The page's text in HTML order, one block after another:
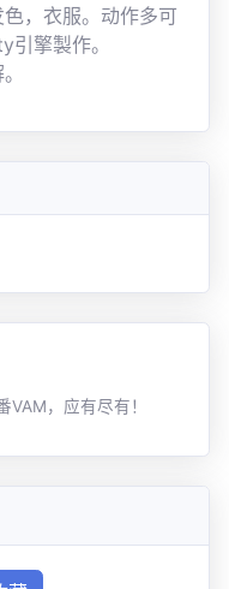
，衣服。动作多可
擎製作。
，应有尽有！